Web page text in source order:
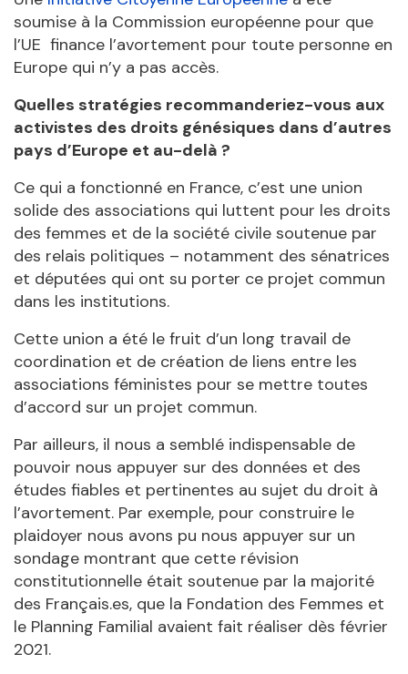
soumise à la Commission européenne pour que
l’UE finance l’avortement pour toute personne en
Europe qui n’y a pas accès.
Quelles stratégies recommanderiez-vous aux
activistes des droits génésiques dans d’autres
pays d’Europe et au-delà ?
Ce qui a fonctionné en France, c’est une union
solide des associations qui luttent pour les droits
des femmes et de la société civile soutenue par
des relais politiques – notamment des sénatrices
et députées qui ont su porter ce projet commun
dans les institutions.
Cette union a été le fruit d’un long travail de
coordination et de création de liens entre les
associations féministes pour se mettre toutes
d’accord sur un projet commun.
Par ailleurs, il nous a semblé indispensable de
pouvoir nous appuyer sur des données et des
études fiables et pertinentes au sujet du droit à
l’avortement. Par exemple, pour construire le
plaidoyer nous avons pu nous appuyer sur un
sondage montrant que cette révision
constitutionnelle était soutenue par la majorité
des Français.es, que la Fondation des Femmes et
le Planning Familial avaient fait réaliser dès février
2021.